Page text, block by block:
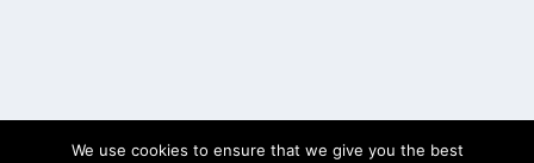
We use cookies to ensure that we give you the best